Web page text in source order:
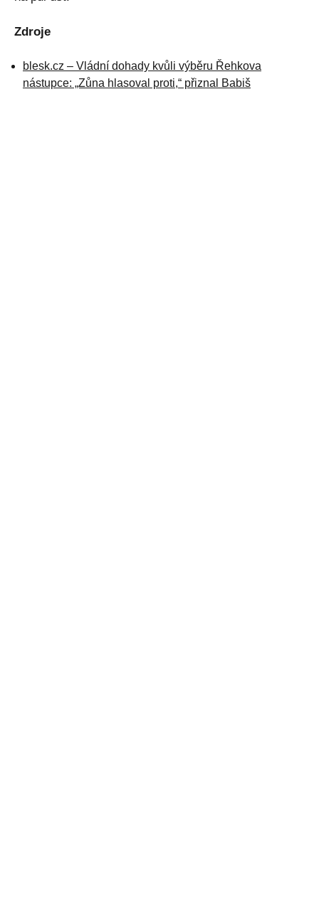
Zdroje
blesk.cz – Vládní dohady kvůli výběru Řehkova
nástupce: „Zůna hlasoval proti,“ přiznal Babiš